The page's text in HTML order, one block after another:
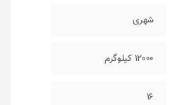
شهری
12000 کیلوگرم
16